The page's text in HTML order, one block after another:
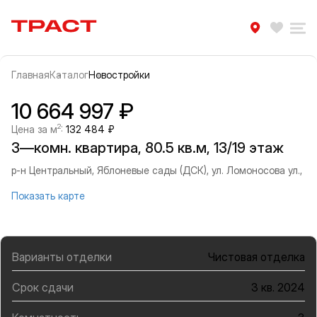
Траст | Служба недвижимости
ГлавнаяКаталогНовостройки
Информация об объекте
Галерея
10 664 997 ₽
Цена за м2: 132 484 ₽
3—комн. квартира, 80.5 кв.м, 13/19 этаж
р-н Центральный, Яблоневые сады (ДСК), ул. Ломоносова ул.,
Показать карте
Варианты отделки Чистовая отделка
Срок сдачи 3 кв. 2024